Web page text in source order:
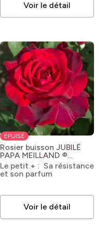
Voir le détail
ÉPUISÉ
Rosier buisson JUBILÉ
PAPA MEILLAND ®
Meiceazar
Rosa
'Meiceazar' JUBILE PAPA
MEILLAND®
Le petit + : Sa résistance
et son parfum
Voir le détail